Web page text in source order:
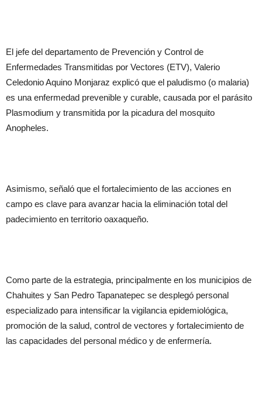
El jefe del departamento de Prevención y Control de
Enfermedades Transmitidas por Vectores (ETV), Valerio
Celedonio Aquino Monjaraz explicó que el paludismo (o malaria)
es una enfermedad prevenible y curable, causada por el parásito
Plasmodium y transmitida por la picadura del mosquito
Anopheles.
Asimismo, señaló que el fortalecimiento de las acciones en
campo es clave para avanzar hacia la eliminación total del
padecimiento en territorio oaxaqueño.
Como parte de la estrategia, principalmente en los municipios de
Chahuites y San Pedro Tapanatepec se desplegó personal
especializado para intensificar la vigilancia epidemiológica,
promoción de la salud, control de vectores y fortalecimiento de
las capacidades del personal médico y de enfermería.